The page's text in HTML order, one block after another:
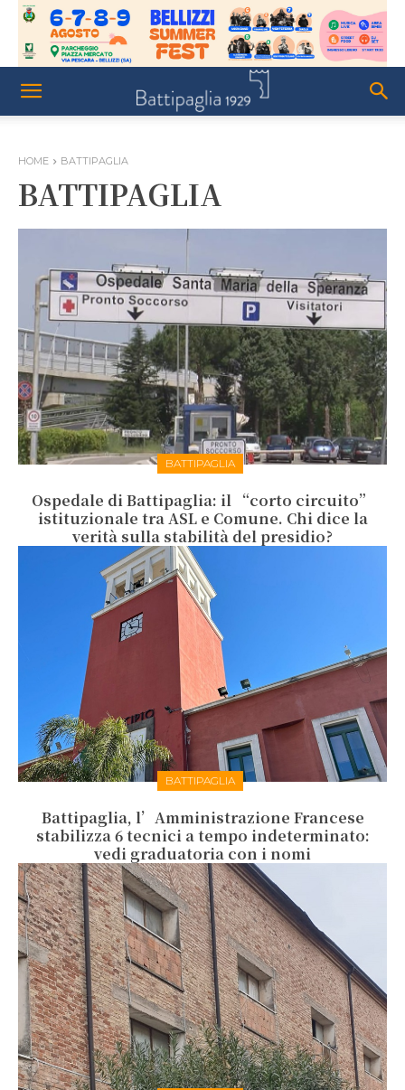
HOME BATTIPAGLIA
BATTIPAGLIA
BATTIPAGLIA
Ospedale di Battipaglia: il “corto circuito”
istituzionale tra ASL e Comune. Chi dice la
verità sulla stabilità del presidio?
BATTIPAGLIA
Battipaglia, l’Amministrazione Francese
stabilizza 6 tecnici a tempo indeterminato:
vedi graduatoria con i nomi